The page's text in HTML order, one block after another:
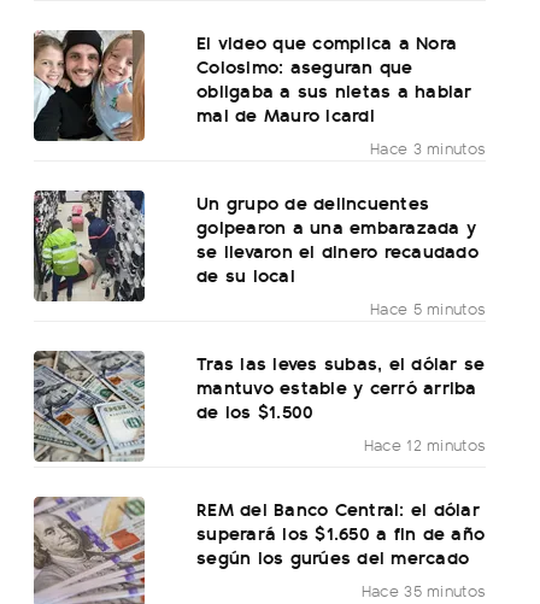
El video que complica a Nora
Colosimo: aseguran que
obligaba a sus nietas a hablar
mal de Mauro Icardi
Hace 3 minutos
Un grupo de delincuentes
golpearon a una embarazada y
se llevaron el dinero recaudado
de su local
Hace 5 minutos
Tras las leves subas, el dólar se
mantuvo estable y cerró arriba
de los $1.500
Hace 12 minutos
REM del Banco Central: el dólar
superará los $1.650 a fin de año
según los gurúes del mercado
Hace 35 minutos